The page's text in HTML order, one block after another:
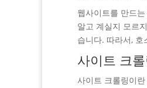
웹사이트를 만드
알고 계실지 모르
습니다. 따라서,
사이트 크
사이트 크롤링이